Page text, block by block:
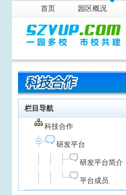
首页 园区概况
栏目导航
科技合作
研发平台
研发平台简介
平台成员